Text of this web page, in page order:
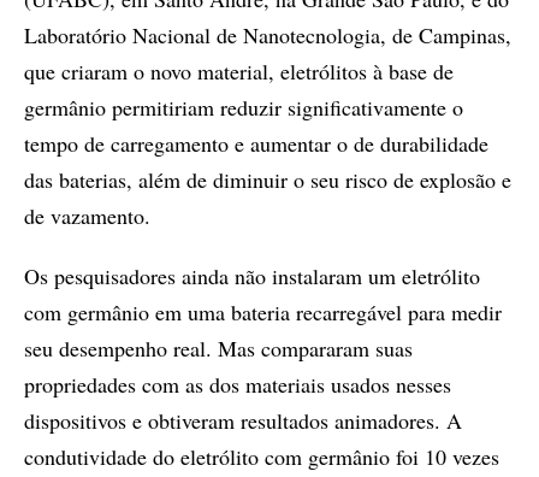
Laboratório Nacional de Nanotecnologia, de Campinas,
que criaram o novo material, eletrólitos à base de
germânio permitiriam reduzir significativamente o
tempo de carregamento e aumentar o de durabilidade
das baterias, além de diminuir o seu risco de explosão e
de vazamento.
Os pesquisadores ainda não instalaram um eletrólito
com germânio em uma bateria recarregável para medir
seu desempenho real. Mas compararam suas
propriedades com as dos materiais usados nesses
dispositivos e obtiveram resultados animadores. A
condutividade do eletrólito com germânio foi 10 vezes